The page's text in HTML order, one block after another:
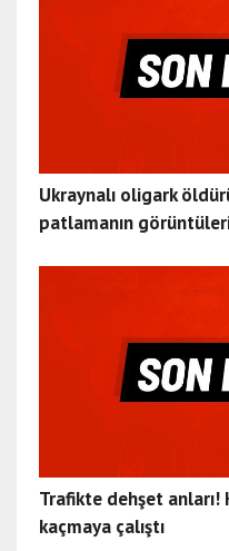
Ukraynalı oligark
patlamanın
Trafikte dehşet anları!
kaçmaya çalıştı